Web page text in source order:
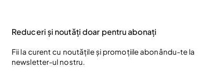
Reduceri și noutăți doar pentru abonați
Fii la curent cu noutățile și promoțiile abonându-te la
newsletter-ul nostru.